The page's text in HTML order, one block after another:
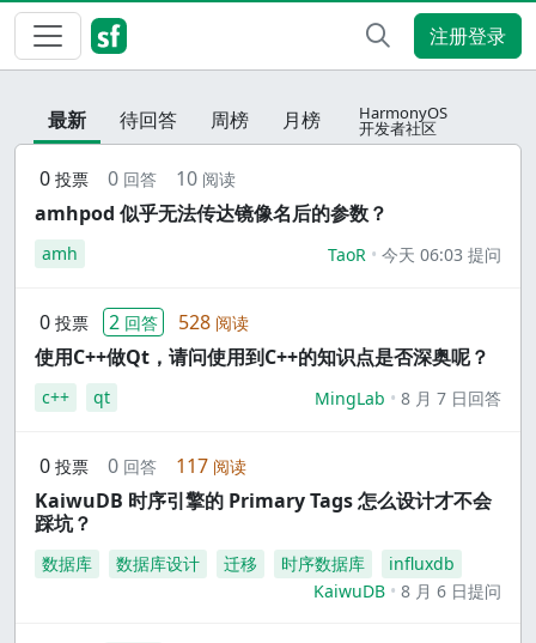
注册登录
最新 待回答 周榜 月榜 HarmonyOS
开发者社区
0 投票 0 回答 10 阅读
amhpod 似乎无法传达镜像名后的参数？
amh TaoR 今天 06:03 提问
0 投票 2 回答 528 阅读
使用C++做Qt，请问使用到C++的知识点是否深奥呢？
c++ qt MingLab 8 月 7 日回答
0 投票 0 回答 117 阅读
KaiwuDB 时序引擎的 Primary Tags 怎么设计才不会
踩坑？
数据库 数据库设计 迁移 时序数据库
influxdb
KaiwuDB
8 月 6 日提问